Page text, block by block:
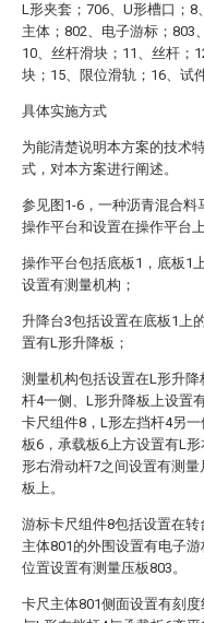
L形夹套；706、U形槽口；8
主体；802、电子游标；803
10、丝杆滑块；11、丝杆；
块；15、限位滑轨；16、试件
具体实施方式
为能清楚说明本方案的技术
式，对本方案进行阐述。
参见图1-6，一种沥青混合
操作平台和设置在操作平台
操作平台包括底板1，底板1
设置有测量机构；
升降台3包括设置在底板1上
置有L形升降板；
测量机构包括设置在L形升
杆4一侧、L形升降板上设置
卡尺组件8，L形左挡杆4另
板6，承载板6上方设置有L
形右滑动杆7之间设置有测
板上。
游标卡尺组件8包括设置在
主体801的外围设置有电子
位置设置有测量压板803。
卡尺主体801侧面设置有刻